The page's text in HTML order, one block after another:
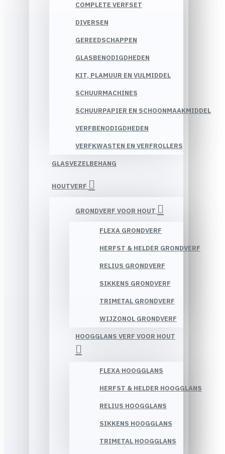
COMPLETE VERFSET
DIVERSEN
GEREEDSCHAPPEN
GLASBENODIGDHEDEN
KIT, PLAMUUR EN VULMIDDEL
SCHUURMACHINES
SCHUURPAPIER EN SCHOONMAAKMIDDEL
VERFBENODIGDHEDEN
VERFKWASTEN EN VERFROLLERS
GLASVEZELBEHANG
HOUTVERF
GRONDVERF VOOR HOUT
FLEXA GRONDVERF
HERFST & HELDER GRONDVERF
RELIUS GRONDVERF
SIKKENS GRONDVERF
TRIMETAL GRONDVERF
WIJZONOL GRONDVERF
HOOGGLANS VERF VOOR HOUT
FLEXA HOOGGLANS
HERFST & HELDER HOOGGLANS
RELIUS HOOGGLANS
SIKKENS HOOGGLANS
TRIMETAL HOOGGLANS